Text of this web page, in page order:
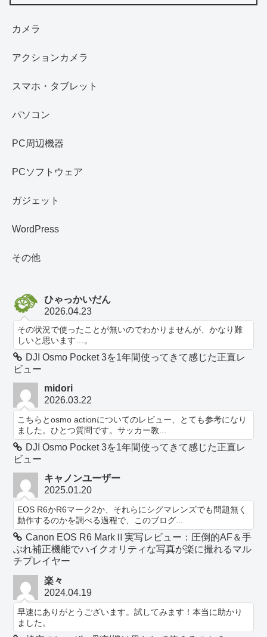
カメラ
アクションカメラ
スマホ・タブレット
パソコン
PC周辺機器
PCソフトウェア
ガジェット
WordPress
その他
ひゃっかいだん
2026.04.23
その状況で使ったことが無いのでわかりませんが、かなり難
しいと思います…。
DJI Osmo Pocket 3を1年間使ってきて感じた正直レ
ビュー
midori
2026.03.22
こちらとosmo actionについてのレビュー、とても参考になり
ました。ひとつ質問です。サッカー教...
DJI Osmo Pocket 3を1年間使ってきて感じた正直レ
ビュー
キャノンユーザー
2025.01.20
EOS R6かR6マーク2か、それらにシグマレンズでも問題無く
動作するのかを調べる過程で、このブログ...
Canon EOS R6 MarkⅡ実写レビュー：圧倒的AF＆手
ぶれ補正機能でハイクオリティな写真が楽に撮れるマル
チプレイヤー
楽々
2024.04.19
早速にありがとうございます。試してみます！本当に助かり
ました。